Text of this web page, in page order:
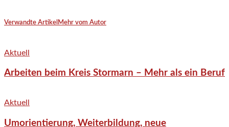
Verwandte Artikel Mehr vom Autor
Aktuell
Arbeiten beim Kreis Stormarn – Mehr als ein Beruf
Aktuell
Umorientierung, Weiterbildung, neue